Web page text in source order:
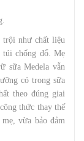
trội như chất liệu
túi chống đổ. Mẹ
sữa Medela vẫn
có trong sữa
theo đúng giai
thức thay thế
vừa bảo đảm